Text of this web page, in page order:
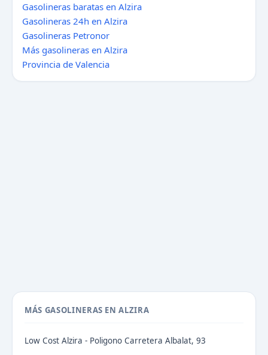
Gasolineras baratas en Alzira
Gasolineras 24h en Alzira
Gasolineras Petronor
Más gasolineras en Alzira
Provincia de Valencia
MÁS GASOLINERAS EN ALZIRA
Low Cost Alzira - Poligono Carretera Albalat, 93